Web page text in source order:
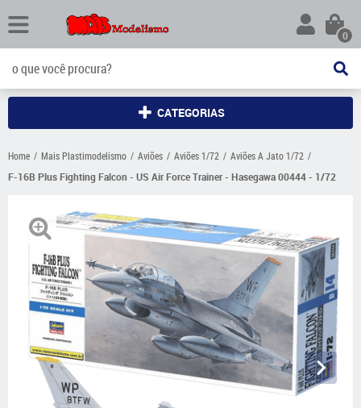
0
CATEGORIAS
Home Mais Plastimodelismo Aviões Aviões 1/72
Aviões A Jato 1/72
F-16B Plus Fighting Falcon - US Air Force Trainer - Hasegawa 00444 - 1/72